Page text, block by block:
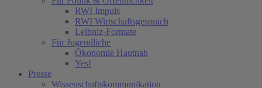
RWI Impuls
RWI Wirtschaftsgespräch
Leibniz-Formate
Für Jugendliche
Ökonomie Hautnah
Yes!
Presse
Wissenschaftskommunikation